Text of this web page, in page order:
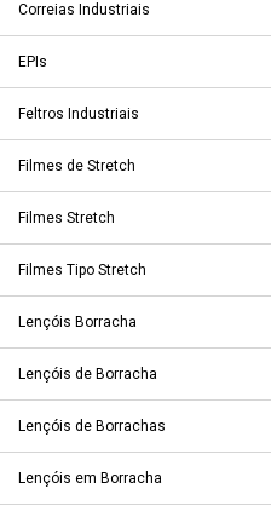
Correias Industriais
EPIs
Feltros Industriais
Filmes de Stretch
Filmes Stretch
Filmes Tipo Stretch
Lençóis Borracha
Lençóis de Borracha
Lençóis de Borrachas
Lençóis em Borracha